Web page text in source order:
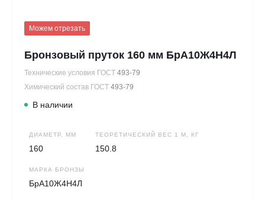
Можем отрезать
Бронзовый пруток 160 мм БрА10Ж4Н4Л
Технические условия ГОСТ 493-79
Химический состав ГОСТ 493-79
В наличии
ДИАМЕТР, ММ
160
ТЕОРЕТИЧЕСКИЙ ВЕС 1 М, КГ
150.8
МАРКА БРОНЗЫ
БрА10Ж4Н4Л